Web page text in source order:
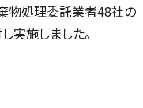
物処理委託業者48社の
実施しました。